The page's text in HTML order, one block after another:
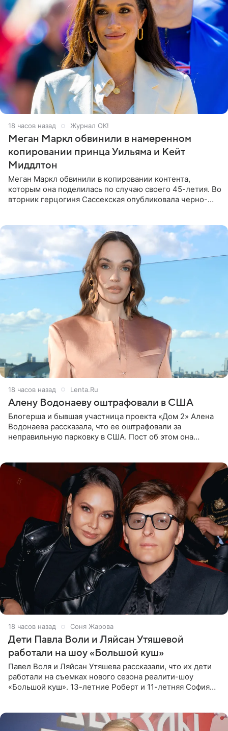
18 часов назад Журнал OK!
Меган Маркл обвинили в намеренном
копировании принца Уильяма и Кейт
Миддлтон
Меган Маркл обвинили в копировании контента,
которым она поделилась по случаю своего 45-летия. Во
вторник герцогиня Сассекская опубликовала черно-
18 часов назад Lenta.Ru
Алену Водонаеву оштрафовали в США
Блогерша и бывшая участница проекта «Дом 2» Алена
Водонаева рассказала, что ее оштрафовали за
неправильную парковку в США. Пост об этом она
18 часов назад Соня Жарова
Дети Павла Воли и Ляйсан Утяшевой
работали на шоу «Большой куш»
Павел Воля и Ляйсан Утяшева рассказали, что их дети
работали на съемках нового сезона реалити-шоу
«Большой куш». 13-летние Роберт и 11-летняя София